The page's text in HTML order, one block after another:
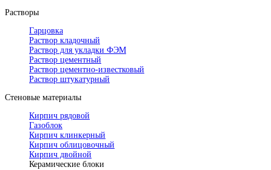
Растворы
Гарцовка
Раствор кладочный
Раствор для укладки ФЭМ
Раствор цементный
Раствор цементно-известковый
Раствор штукатурный
Стеновые материалы
Кирпич рядовой
Газоблок
Кирпич клинкерный
Кирпич облицовочный
Кирпич двойной
Керамические блоки